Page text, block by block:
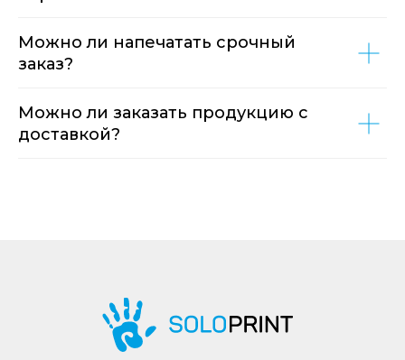
Можно ли напечатать срочный
заказ?
Можно ли заказать продукцию с
доставкой?